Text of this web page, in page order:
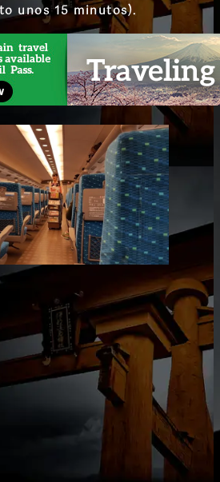
unos 15 minutos).